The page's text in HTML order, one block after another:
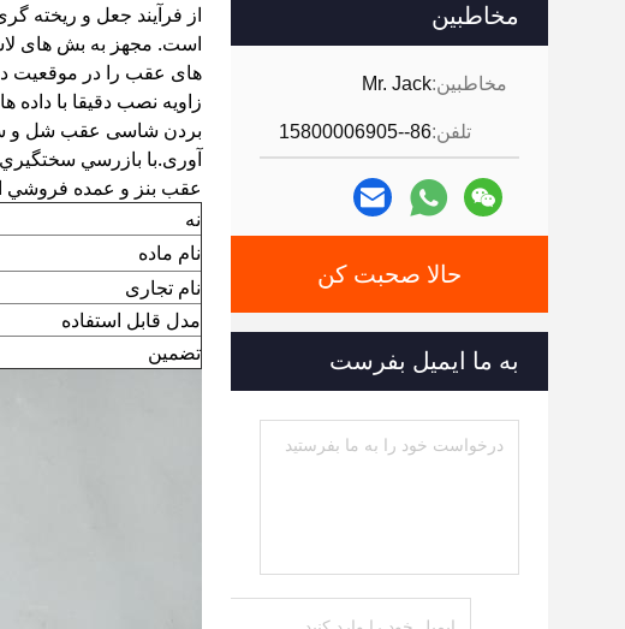
مخاطبین
مخاطبین:Mr. Jack
تلفن:86--15800006905
حالا صحبت کن
به ما ایمیل بفرست
از فرآیند جعل و ریخته
است. مجهز به بش های
های عقب را در موقعیت
زاویه نصب دقیقا با
بردن شاسی عقب شل و
آوری.با بازرسي
عقب بنز و عمده
نه
نام ماده
نام تجاری
مدل قابل استفاده
تضمین